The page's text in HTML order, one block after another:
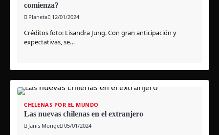
comienza?
Planeta 12/01/2024
Créditos foto: Lisandra Jung. Con gran anticipación y
expectativas, se…
CHILENAS POR EL MUNDO
Las nuevas chilenas en el extranjero
Janis Monge 05/01/2024